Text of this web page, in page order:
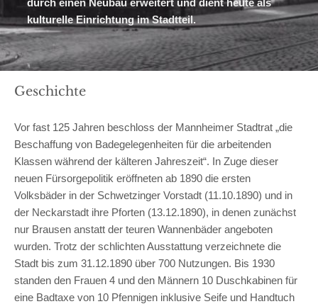
durch einen Neubau erweitert und dient heute als
kulturelle Einrichtung im Stadtteil.
Geschichte
Vor fast 125 Jahren beschloss der Mannheimer Stadtrat „die
Beschaffung von Badegelegen­heiten für die arbeitenden
Klassen während der kälteren Jahreszeit“. In Zuge dieser
neuen Fürsorgepolitik eröffneten ab 1890 die ersten
Volksbäder in der Schwetzinger Vorstadt (11.10.1890) und in
der Neckarstadt ihre Pforten (13.12.1890), in denen zunächst
nur Brausen anstatt der teuren Wannen­bäder angeboten
wurden. Trotz der schlichten Ausstattung verzeichnete die
Stadt bis zum 31.12.1890 über 700 Nutzungen. Bis 1930
standen den Frauen 4 und den Männern 10 Duschkabinen für
eine Badtaxe von 10 Pfennigen inklusive Seife und Handtuch